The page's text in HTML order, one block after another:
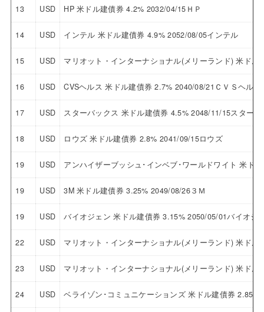
13 USD HP 米ドル建債券 4.2% 2032/04/15ＨＰ
14 USD インテル 米ドル建債券 4.9% 2052/08/05インテル
15 USD マリオット・インターナショナル(メリーランド) 米ド
16 USD CVSヘルス 米ドル建債券 2.7% 2040/08/21ＣＶＳヘルス
17 USD スターバックス 米ドル建債券 4.5% 2048/11/15スターバ
18 USD ロウズ 米ドル建債券 2.8% 2041/09/15ロウズ
19 USD アンハイザーブッシュ･インベブ･ワールドワイト 米ド
19 USD 3M 米ドル建債券 3.25% 2049/08/26３Ｍ
19 USD バイオジェン 米ドル建債券 3.15% 2050/05/01バイオジ
22 USD マリオット・インターナショナル(メリーランド) 米ド
23 USD マリオット・インターナショナル(メリーランド) 米ド
24 USD ベライゾン･コミュニケーションズ 米ドル建債券